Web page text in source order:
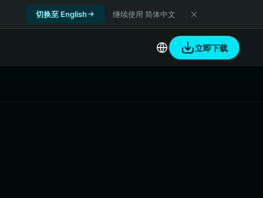
切换至 English 继续使用 简体中文
立即下载